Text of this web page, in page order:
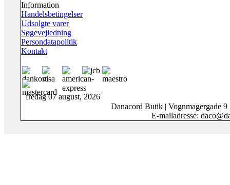
Information
Handelsbetingelser
Udsolgte varer
Søgevejledning
Persondatapolitik
Kontakt
fredag 07 august, 2026
Danacord Butik | Vognmagergade
E-mailadresse: